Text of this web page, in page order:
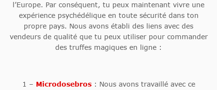
l’Europe. Par conséquent, tu peux maintenant vivre une
expérience psychédélique en toute sécurité dans ton
propre pays. Nous avons établi des liens avec des
vendeurs de qualité que tu peux utiliser pour commander
des truffes magiques en ligne :
1 – Microdosebros: Nous avons travaillé avec ce